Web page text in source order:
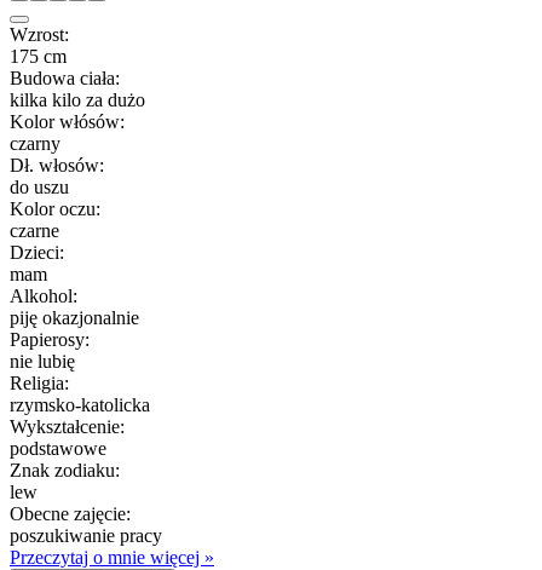
Wzrost:
175 cm
Budowa ciała:
kilka kilo za dużo
Kolor włósów:
czarny
Dł. włosów:
do uszu
Kolor oczu:
czarne
Dzieci:
mam
Alkohol:
piję okazjonalnie
Papierosy:
nie lubię
Religia:
rzymsko-katolicka
Wykształcenie:
podstawowe
Znak zodiaku:
lew
Obecne zajęcie:
poszukiwanie pracy
Przeczytaj o mnie więcej »